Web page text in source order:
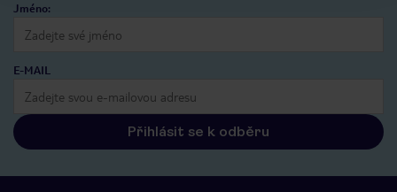
Jméno:
E-MAIL
Přihlásit se k odběru